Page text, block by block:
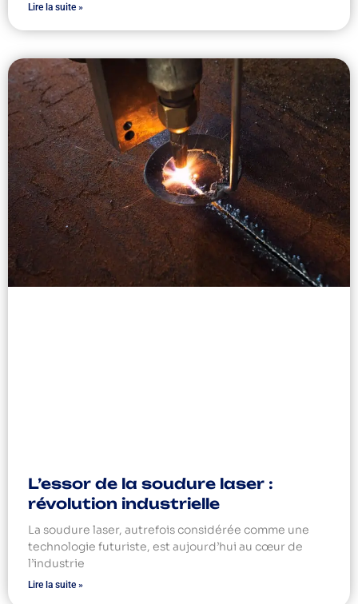
Lire la suite »
L’essor de la soudure laser :
révolution industrielle
La soudure laser, autrefois considérée comme une
technologie futuriste, est aujourd’hui au cœur de
l’industrie
Lire la suite »